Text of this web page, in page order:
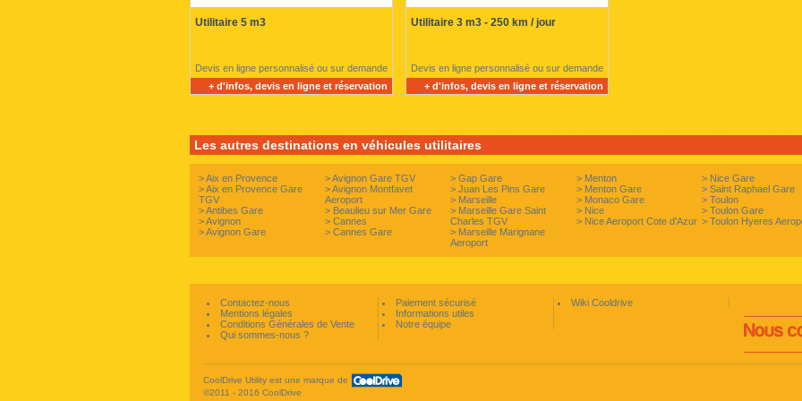
Utilitaire 5 m3
Devis en ligne personnalisé ou sur demande
+ d'infos, devis en ligne et réservation
Utilitaire 3 m3 - 250 km / jour
Devis en ligne personnalisé ou sur demande
+ d'infos, devis en ligne et réservation
Les autres destinations en véhicules utilitaires
>Aix en Provence
>Aix en Provence Gare
TGV
>Antibes Gare
>Avignon
>Avignon Gare
>Avignon Gare TGV
>Avignon Montfavet
Aeroport
> Beaulieu sur Mer Gare
> Cannes
> Cannes Gare
>Gap Gare
>Juan Les Pins Gare
> Marseille
> Marseille Gare Saint
Charles TGV
> Marseille Marignane
Aeroport
> Menton
> Menton Gare
> Monaco Gare
> Nice
> Nice Aeroport Cote d'Azur
> Nice Gare
>Saint Raphael Gare
>Toulon
>Toulon Gare
>Toulon Hyeres
Contactez-nous
Mentions légales
Conditions Générales de Vente
Qui sommes-nous ?
Paiement sécurisé
Informations utiles
Notre équipe
Wiki Cooldrive
CoolDrive Utility est une marque de
©2011 - 2016 CoolDrive